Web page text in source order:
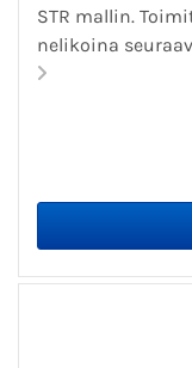
STR mallin.
nelikoina